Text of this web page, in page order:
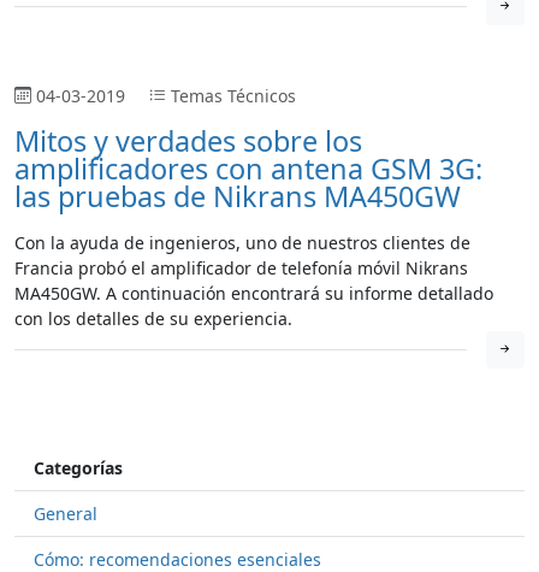
04-03-2019 Temas Técnicos
Mitos y verdades sobre los
amplificadores con antena GSM 3G:
las pruebas de Nikrans MA450GW
Con la ayuda de ingenieros, uno de nuestros clientes de
Francia probó el amplificador de telefonía móvil Nikrans
MA450GW. A continuación encontrará su informe detallado
con los detalles de su experiencia.
Categorías
General
Cómo: recomendaciones esenciales